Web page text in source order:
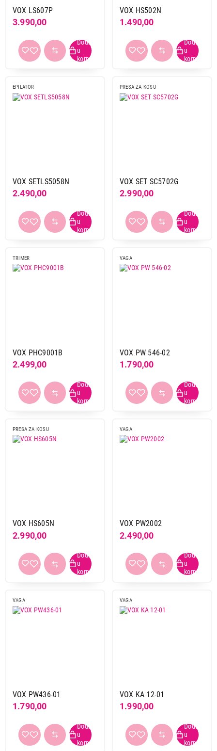
VOX LS607P
3.990,00
VOX HS502N
1.490,00
EPILATOR
VOX SETLS5058N
2.490,00
PRESA ZA KOSU
VOX SET SC5702G
2.990,00
TRIMER
VOX PHC9001B
2.499,00
VAGA
VOX PW 546-02
1.790,00
PRESA ZA KOSU
VOX HS605N
2.990,00
VAGA
VOX PW2002
2.490,00
VAGA
VOX PW436-01
1.790,00
VAGA
VOX KA 12-01
1.990,00